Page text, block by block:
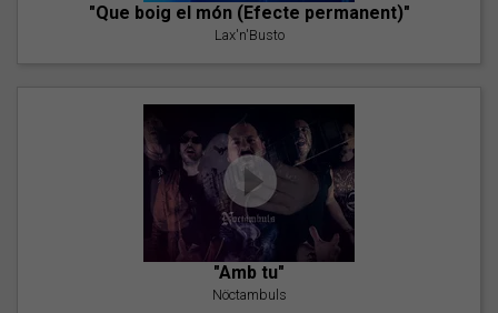
"Que boig el món (Efecte permanent)"
Lax'n'Busto
"Amb tu"
Nöctambuls